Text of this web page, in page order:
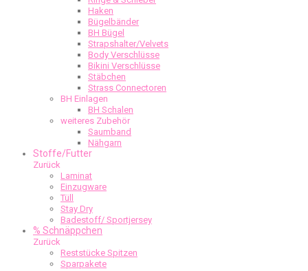
Haken
Bügelbänder
BH Bügel
Strapshalter/Velvets
Body Verschlüsse
Bikini Verschlüsse
Stäbchen
Strass Connectoren
BH Einlagen
BH Schalen
weiteres Zubehör
Saumband
Nähgarn
Stoffe/Futter
Zurück
Laminat
Einzugware
Tüll
Stay Dry
Badestoff/ Sportjersey
% Schnäppchen
Zurück
Reststücke Spitzen
Sparpakete